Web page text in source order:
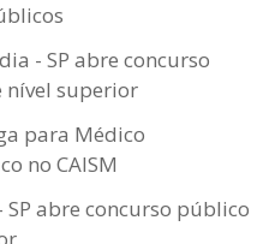
- SP abre concurso
nível superior
para Médico
no CAISM
abre concurso público